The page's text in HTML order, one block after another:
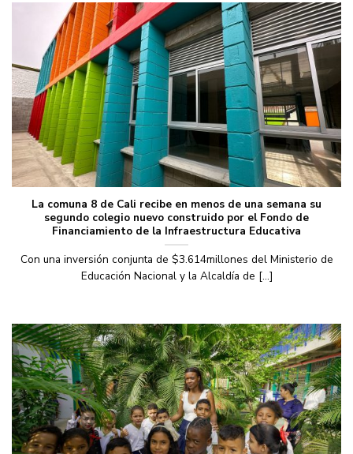
La comuna 8 de Cali recibe en menos de una semana su
segundo colegio nuevo construido por el Fondo de
Financiamiento de la Infraestructura Educativa
Con una inversión conjunta de $3.614millones del Ministerio de
Educación Nacional y la Alcaldía de [...]